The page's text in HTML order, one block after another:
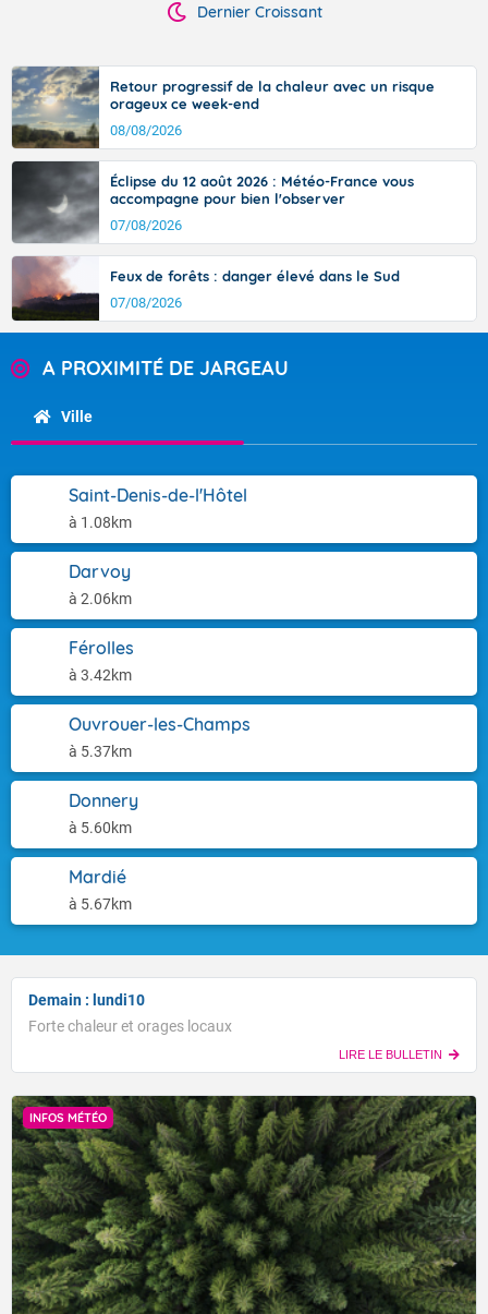
Dernier Croissant
Retour progressif de la chaleur avec un risque
orageux ce week-end
08/08/2026
Éclipse du 12 août 2026 : Météo-France vous
accompagne pour bien l'observer
07/08/2026
Feux de forêts : danger élevé dans le Sud
07/08/2026
A PROXIMITÉ DE JARGEAU
Ville
Saint-Denis-de-l'Hôtel
à 1.08km
Darvoy
à 2.06km
Férolles
à 3.42km
Ouvrouer-les-Champs
à 5.37km
Donnery
à 5.60km
Mardié
à 5.67km
Demain : lundi10
Forte chaleur et orages locaux
LIRE LE BULLETIN
INFOS MÉTÉO